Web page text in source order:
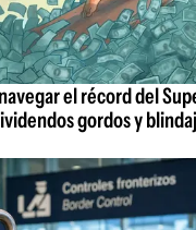
el récord del
gordos y